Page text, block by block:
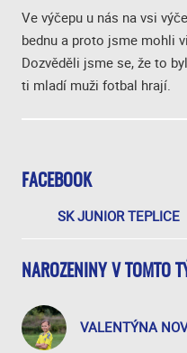
FACEBOOK
SK JUNIOR TEPLICE
NAROZENINY V TOMTO
VALENTÝNA
Ve výčepu u nás na vsi
bednu a proto jsme mohli
Dozvěděli jsme se, že to
ti mladí muži fotbal hrají.